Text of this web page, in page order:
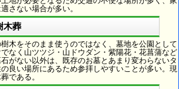
さない場合が多い。
木葬
木をそのまま使うのではなく、墓地を公園として
なく山ツツジ・山ドウダン・紫陽花・花菖蒲など
がない以外は、既存のお墓とあまり変わらないタ
良い場所にあるため参拝しやすいことが多い。現
である。